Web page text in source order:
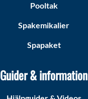
Pooltak
Spakemikalier
Spapaket
Guider & information